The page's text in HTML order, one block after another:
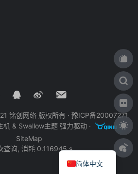
铭创网络 版权所有 · 豫ICP备20007271
机 & Swallow主题 强力驱动 ·
·
SiteMap
查询, 消耗 0.116945 s
简体中文